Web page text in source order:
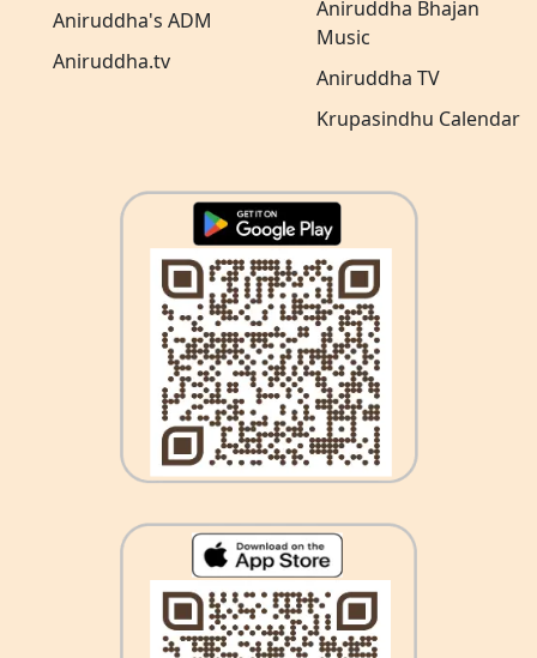
Aniruddha's ADM
Aniruddha.tv
Aniruddha Bhajan
Music
Aniruddha TV
Krupasindhu Calendar